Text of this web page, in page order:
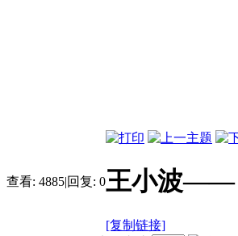
查看: 4885|回复: 0王小波——
[复制链接]